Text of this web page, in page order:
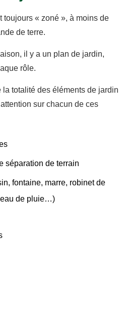
toujours « zoné », à moins de
de terre.
il y a un plan de jardin,
rôle.
la totalité des éléments de jardin
sur chacun de ces
séparation de terrain
fontaine, marre, robinet de
de pluie…)